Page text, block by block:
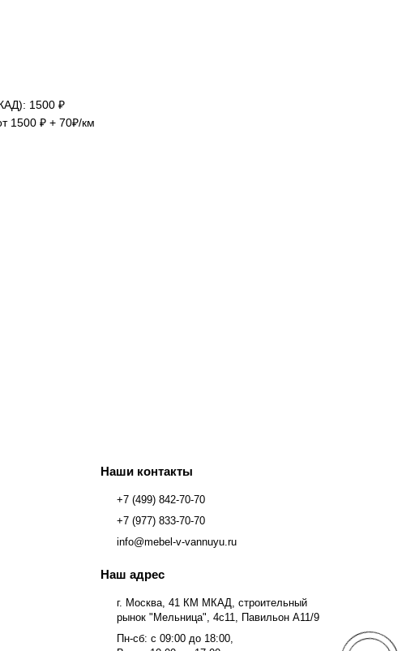
1500 ₽
1500 ₽ + 70₽/км
Наши контакты
+7 (499) 842-70-70
+7 (977) 833-70-70
info@mebel-v-vannuyu.ru
Наш адрес
г. Москва, 41 КМ МКАД, строительный
рынок "Мельница", 4с11, Павильон А11/9
Пн-сб: с 09:00 до 18:00,